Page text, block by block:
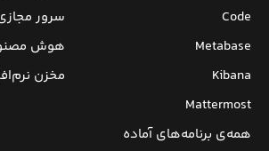
Code
Metabase
Kibana
Mattermost
همه‌ی برنامه‌های آماده
سرور
هوش
مخزن